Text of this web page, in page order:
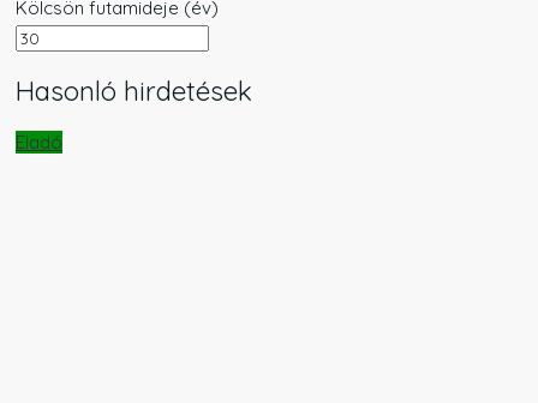
Kölcsön futamideje (év)
Hasonló hirdetések
Eladó